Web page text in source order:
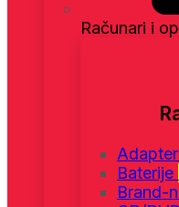
Računari i
Baterije
Brand-